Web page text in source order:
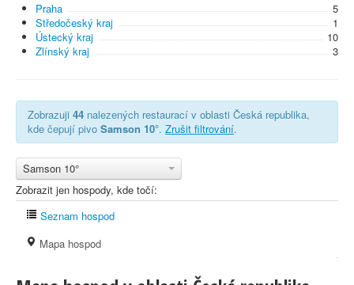
Praha
5
Středočeský kraj
1
Ústecký kraj
10
Zlínský kraj
3
Zobrazuji 44 nalezených restaurací v oblasti Česká republika,
kde čepují pivo Samson 10°. Zrušit filtrování.
Samson 10°
Zobrazit jen hospody, kde točí:
Seznam hospod
Mapa hospod